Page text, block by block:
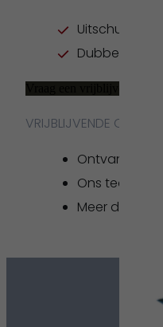
Uitschuifbaar
Dubbele
VRIJBLIJVENDE
Ontvang
Ons team
Meer dan 35